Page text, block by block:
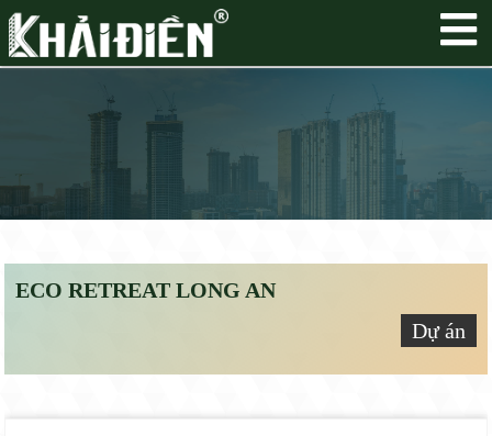
ECO RETREAT LONG AN
Dự án